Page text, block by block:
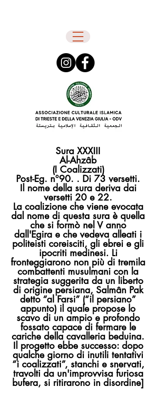
Sura XXXIII
Al-Ahzâb
(I Coalizzati)
Post-Eg. n°90. . Di 73 versetti.
Il nome della sura deriva dai
versetti 20 e 22.
La coalizione che viene evocata
dal nome di questa sura è quella
che si formò nel V anno
dall'Egira e che vedeva alleati i
politeisti coreisciti, gli ebrei e gli
ipocriti medinesi. Li
fronteggiarono non più di tremila
combattenti musulmani con la
strategia suggerita da un liberto
di origine persiana, Salmân Pak
detto “al Farsi” (“il persiano”
appunto) il quale propose lo
scavo di un ampio e profondo
fossato capace di fermare le
cariche della cavalleria beduina.
Il progetto ebbe successo: dopo
qualche giorno di inutili tentativi
“i coalizzati”, stanchi e snervati,
travolti da un'improvvisa furiosa
bufera, si ritirarono in disordine]